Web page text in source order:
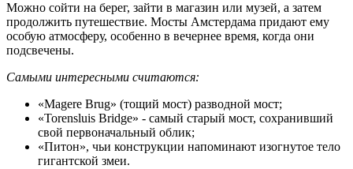
Можно сойти на берег, зайти в магазин или музей, а затем
продолжить путешествие. Мосты Амстердама придают ему
особую атмосферу, особенно в вечернее время, когда они
подсвечены.
Самыми интересными считаются:
«Magere Brug» (тощий мост) разводной мост;
«Torensluis Bridge» - самый старый мост, сохранивший
свой первоначальный облик;
«Питон», чьи конструкции напоминают изогнутое тело
гигантской змеи.